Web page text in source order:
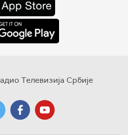
Телевизија Србије